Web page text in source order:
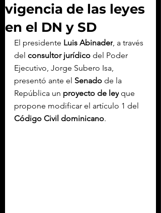
vigencia de las leyes
en el DN y SD
El presidente Luis Abinader, a través
del consultor jurídico del Poder
Ejecutivo, Jorge Subero Isa,
presentó ante el Senado de la
República un proyecto de ley que
propone modificar el artículo 1 del
Código Civil dominicano.